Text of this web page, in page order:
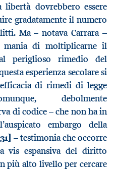
dovrebbero essere
gradatamente il numero
Ma – notava Carrara –
mania di moltiplicarne il
periglioso rimedio del
esperienza secolare si
di rimedi di legge
debolmente
di codice – che non ha in
embargo della
– testimonia che occorre
vis espansiva del diritto
più alto livello per cercare